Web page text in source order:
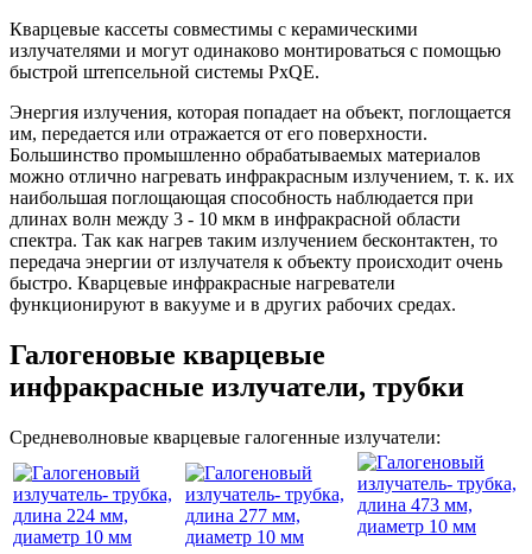
Кварцевые кассеты совместимы с керамическими
излучателями и могут одинаково монтироваться с помощью
быстрой штепсельной системы PxQE.
Энергия излучения, которая попадает на объект, поглощается
им, передается или отражается от его поверхности.
Большинство промышленно обрабатываемых материалов
можно отлично нагревать инфракрасным излучением, т. к. их
наибольшая поглощающая способность наблюдается при
длинах волн между 3 - 10 мкм в инфракрасной области
спектра. Так как нагрев таким излучением бесконтактен, то
передача энергии от излучателя к объекту происходит очень
быстро. Кварцевые инфракрасные нагреватели
функционируют в вакууме и в других рабочих средах.
Галогеновые кварцевые
инфракрасные излучатели, трубки
Средневолновые кварцевые галогенные излучатели: